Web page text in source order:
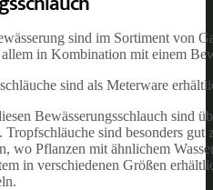
sind im Sortiment von
in Kombination mit einem
sind als Meterware
Bewässerungsschlauch sind
sind besonders
wo Pflanzen mit ähnlichem
in verschiedenen Größen